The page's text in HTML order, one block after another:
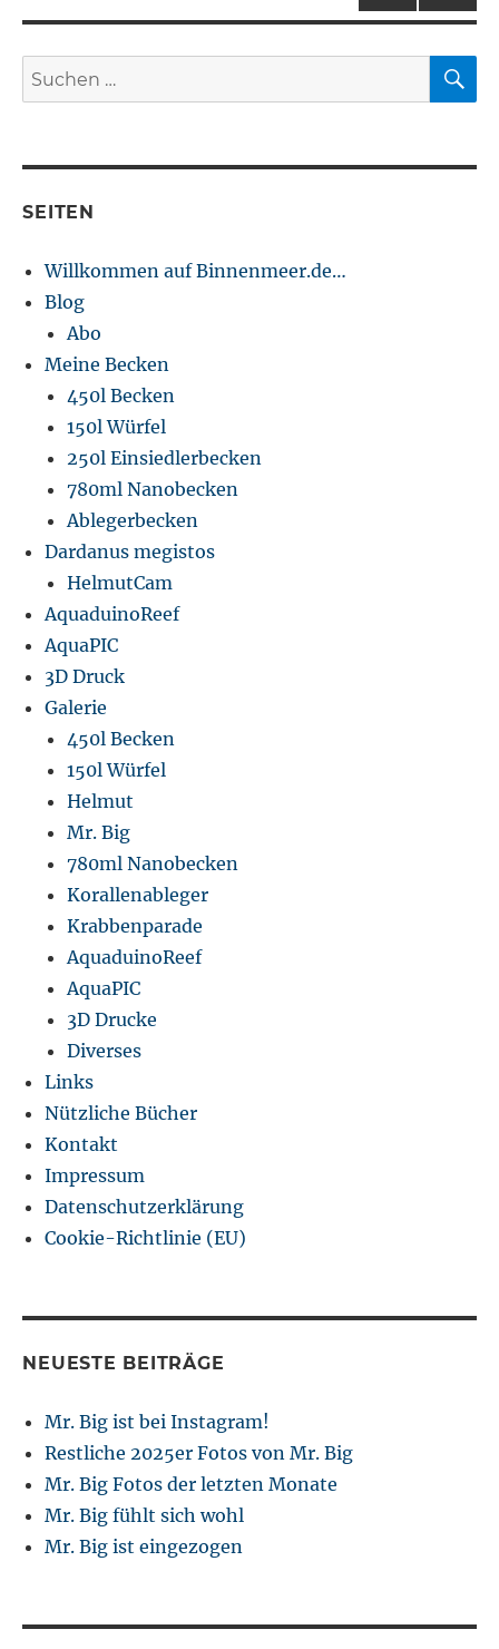
Timelapse
der
Beiträge
NÄC
SEIT
Suchen
nach:
SEITEN
Willkommen auf Binnenmeer.de…
Blog
Abo
Meine Becken
450l Becken
150l Würfel
250l Einsiedlerbecken
780ml Nanobecken
Ablegerbecken
Dardanus megistos
HelmutCam
AquaduinoReef
AquaPIC
3D Druck
Galerie
450l Becken
150l Würfel
Helmut
Mr. Big
780ml Nanobecken
Korallenableger
Krabbenparade
AquaduinoReef
AquaPIC
3D Drucke
Diverses
Links
Nützliche Bücher
Kontakt
Impressum
Datenschutzerklärung
Cookie-Richtlinie (EU)
NEUESTE BEITRÄGE
Mr. Big ist bei Instagram!
Restliche 2025er Fotos von Mr. Big
Mr. Big Fotos der letzten Monate
Mr. Big fühlt sich wohl
Mr. Big ist eingezogen